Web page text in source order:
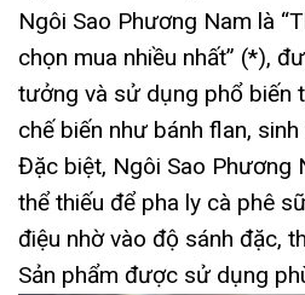
Ngôi Sao Phương Nam là
chọn mua nhiều nhất” (*),
tưởng và sử dụng phổ biến
chế biến như bánh flan,
Đặc biệt, Ngôi Sao Phương
thể thiếu để pha ly cà phê
điệu nhờ vào độ sánh đặc,
Sản phẩm được sử dụng